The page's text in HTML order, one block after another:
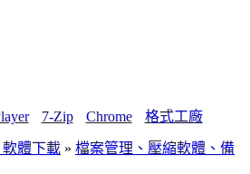
7-Zip Chrome 格式工廠
軟體下載 » 檔案管理、壓縮軟體、備